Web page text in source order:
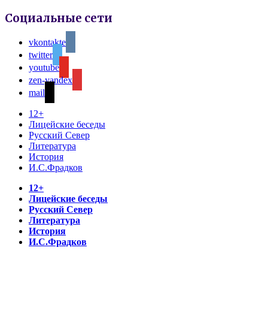
Социальные сети
vkontakte
twitter
youtube
zen-yandex
mail
12+
Лицейские беседы
Русский Север
Литература
История
И.С.Фрадков
12+
Лицейские беседы
Русский Север
Литература
История
И.С.Фрадков